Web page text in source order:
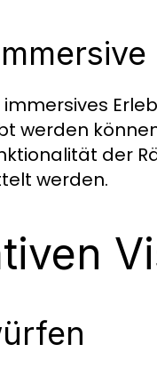
werden
der
werden.